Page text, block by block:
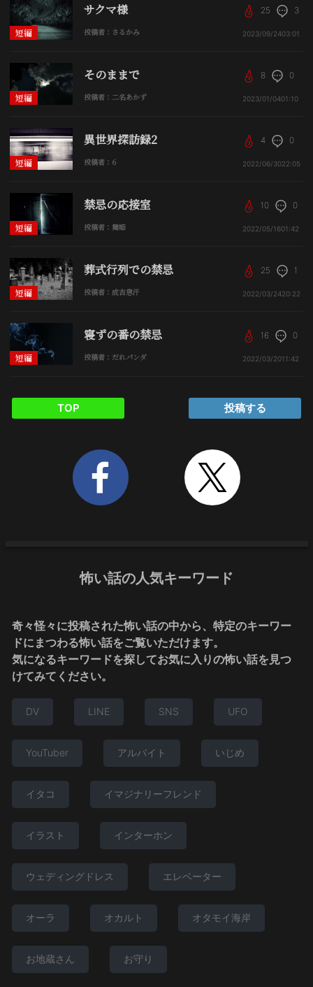
短編
サクマ様
投稿者：さるかみ
25 3
2023/09/2403:01
短編
そのままで
投稿者：二名あかず
8 0
2023/01/0401:10
短編
異世界探訪録2
投稿者：6
4 0
2022/06/3022:05
短編
禁忌の応接室
投稿者：舞姫
10 0
2022/05/1601:42
短編
葬式行列での禁忌
投稿者：成吉思汗
25 1
2022/03/2420:22
短編
寝ずの番の禁忌
投稿者：だれパンダ
16 0
2022/03/2011:42
TOP 投稿する
怖い話の人気キーワード
奇々怪々に投稿された怖い話の中から、特定のキーワー
ドにまつわる怖い話をご覧いただけます。
気になるキーワードを探してお気に入りの怖い話を見つ
けてみてください。
DV LINE SNS UFO
YouTuber アルバイト いじめ
イタコ イマジナリーフレンド
イラスト インターホン
ウェディングドレス エレベーター
オーラ オカルト オタモイ海岸
お地蔵さん お守り